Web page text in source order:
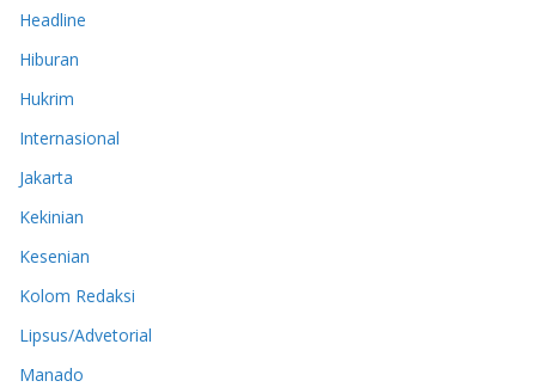
Headline
Hiburan
Hukrim
Internasional
Jakarta
Kekinian
Kesenian
Kolom Redaksi
Lipsus/Advetorial
Manado